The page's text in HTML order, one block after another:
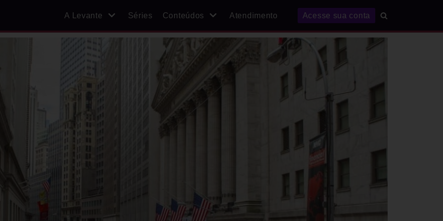
A Levante Séries Conteúdos Atendimento Acesse sua conta